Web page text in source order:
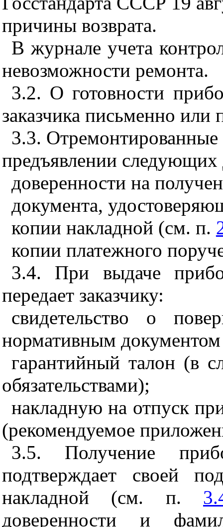
причины возврата.
В журнале учета
невозможности ремонта.
3.2. О готовности
заказчика письменно или
3.3.
предъявлении следующих
доверенности на
документа,
копии накладной (см. п.
копии платежного
3.4. При выдаче
передает заказчику:
свидетельство о
нормативным документом
гарантийный талон (в
обязательствами);
накладную на отпуск
(рекомендуемое
3.5. Получение
подтверждает своей
накладной (см. п.
доверенности и